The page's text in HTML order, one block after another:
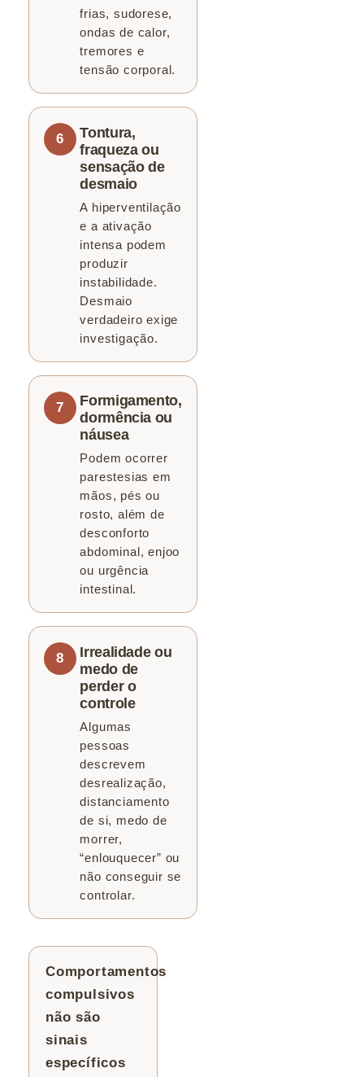
frias, sudorese,
ondas de calor,
tremores e
tensão corporal.
Tontura,
fraqueza ou
sensação de
desmaio
A hiperventilação
e a ativação
intensa podem
produzir
instabilidade.
Desmaio
verdadeiro exige
investigação.
Formigamento,
dormência ou
náusea
Podem ocorrer
parestesias em
mãos, pés ou
rosto, além de
desconforto
abdominal, enjoo
ou urgência
intestinal.
Irrealidade ou
medo de
perder o
controle
Algumas
pessoas
descrevem
desrealização,
distanciamento
de si, medo de
morrer,
“enlouquecer” ou
não conseguir se
controlar.
Comportamentos
compulsivos
não são
sinais
específicos